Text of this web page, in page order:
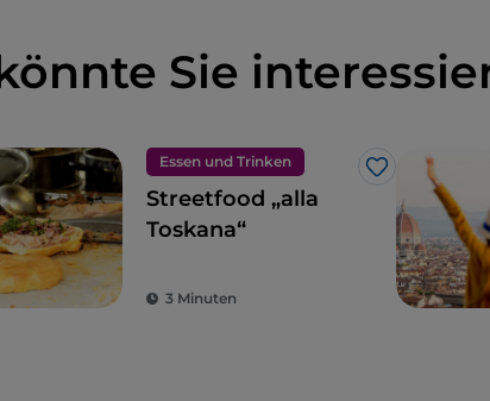
Sie
Essen und Trinken
Like
Streetfood „alla
Toskana“
3 Minuten